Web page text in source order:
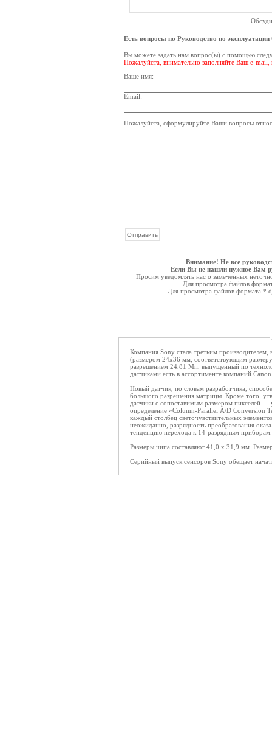
Есть вопросы по Руководство по
Вы можете задать нам вопрос(ы) с помощью
Пожалуйста, внимательно заполняйте Ваш e-
Ваше имя:
Email:
Пожалуйста, сформулируйте Ваши вопросы
Внимание! Не все
Если Вы не нашли нужное Вам
Просим уведомлять нас о замеченных
Для просмотра файлов
Для просмотра файлов формата
Компания Sony стала третьим
(размером 24x36 мм, соответствующим
разрешением 24,81 Мп, выпущенный по
датчиками есть в ассортименте компаний
Новый датчик, по словам разработчика,
большого разрешения матрицы. Кроме того,
датчики с сопоставимым размером пикселей
определение «Column-Parallel A/D Conversion
каждый столбец светочувствительных
неожиданно, разрядность преобразования
тенденцию перехода к 14-разрядным
Размеры чипа составляют 41,0 x 31,9 мм.
Серийный выпуск сенсоров Sony обещает